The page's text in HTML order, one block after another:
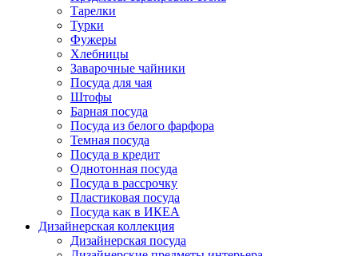
Тарелки
Турки
Фужеры
Хлебницы
Заварочные чайники
Посуда для чая
Штофы
Барная посуда
Посуда из белого фарфора
Темная посуда
Посуда в кредит
Однотонная посуда
Посуда в рассрочку
Пластиковая посуда
Посуда как в ИКЕА
Дизайнерская коллекция
Дизайнерская посуда